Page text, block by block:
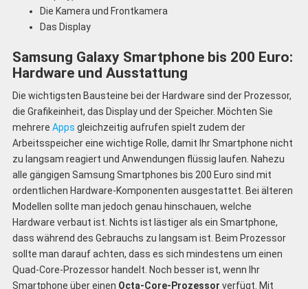
Die Kamera und Frontkamera
Das Display
Samsung Galaxy Smartphone bis 200 Euro:
Hardware und Ausstattung
Die wichtigsten Bausteine bei der Hardware sind der Prozessor,
die Grafikeinheit, das Display und der Speicher. Möchten Sie
mehrere Apps gleichzeitig aufrufen spielt zudem der
Arbeitsspeicher eine wichtige Rolle, damit Ihr Smartphone nicht
zu langsam reagiert und Anwendungen flüssig laufen. Nahezu
alle gängigen Samsung Smartphones bis 200 Euro sind mit
ordentlichen Hardware-Komponenten ausgestattet. Bei älteren
Modellen sollte man jedoch genau hinschauen, welche
Hardware verbaut ist. Nichts ist lästiger als ein Smartphone,
dass während des Gebrauchs zu langsam ist. Beim Prozessor
sollte man darauf achten, dass es sich mindestens um einen
Quad-Core-Prozessor handelt. Noch besser ist, wenn Ihr
Smartphone über einen Octa-Core-Prozessor verfügt. Mit